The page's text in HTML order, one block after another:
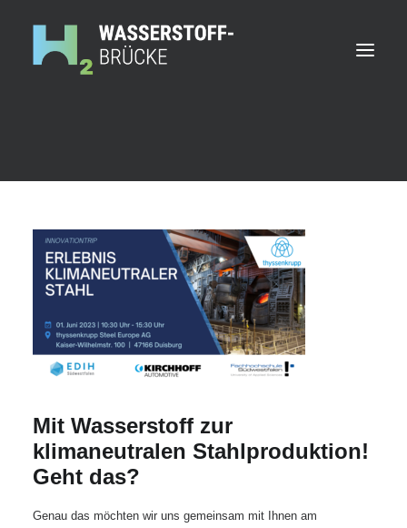
Mit Wasserstoff zur
klimaneutralen Stahlproduktion!
Geht das?
Genau das möchten wir uns gemeinsam mit Ihnen am